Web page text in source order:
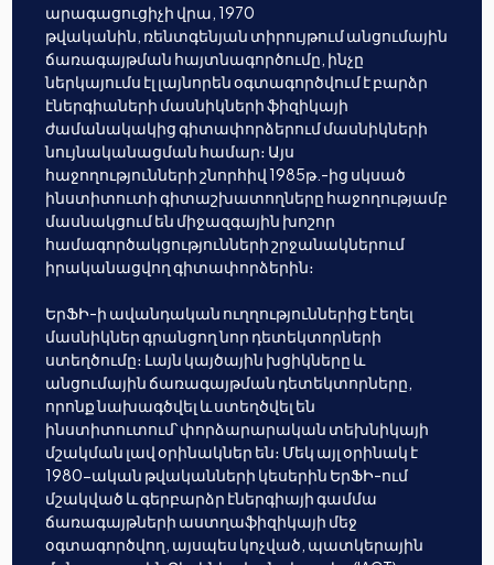
արագացուցիչի վրա, 1970
թվականին, ռենտգենյան տիրույթում անցումային
ճառագայթման հայտնագործումը, ինչը
ներկայումս էլ լայնորեն օգտագործվում է բարձր
էներգիաների մասնիկների ֆիզիկայի
ժամանակակից գիտափորձերում մասնիկների
նույնականացման համար։ Այս
հաջողությունների շնորհիվ 1985թ.-ից սկսած
ինստիտուտի գիտաշխատողները հաջողությամբ
մասնակցում են միջազգային խոշոր
համագործակցությունների շրջանակներում
իրականացվող գիտափորձերին։
ԵրՖԻ-ի ավանդական ուղղություններից է եղել
մասնիկներ գրանցող նոր դետեկտորների
ստեղծումը։ Լայն կայծային խցիկները և
անցումային ճառագայթման դետեկտորները,
որոնք նախագծվել և ստեղծվել են
ինստիտուտում՝ փորձարարական տեխնիկայի
մշակման լավ օրինակներ են։ Մեկ այլ օրինակ է
1980-ական թվականների կեսերին ԵրՖԻ-ում
մշակված և գերբարձր էներգիայի գամմա
ճառագայթների աստղաֆիզիկայի մեջ
օգտագործվող, այսպես կոչված, պատկերային